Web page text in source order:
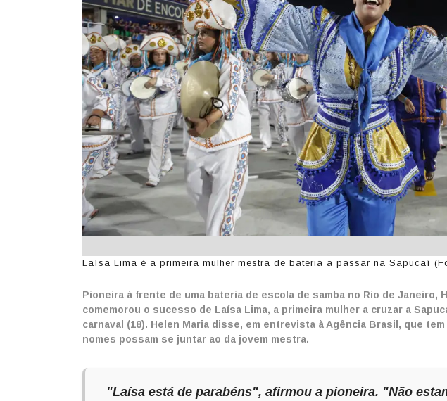
Laísa Lima é a primeira mulher mestra de bateria a passar na Sapucaí
Pioneira à frente de uma bateria de escola de samba no Rio de Janeiro,
comemorou o sucesso de Laísa Lima, a primeira mulher a cruzar a
carnaval (18). Helen Maria disse, em entrevista à Agência Brasil, que
nomes possam se juntar ao da jovem mestra.
"Laísa está de parabéns", afirmou a pioneira. "Não